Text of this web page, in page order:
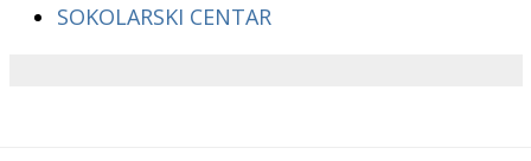
SOKOLARSKI CENTAR